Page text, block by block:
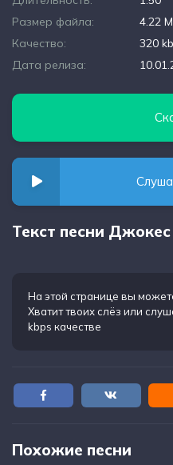
Размер файла:
4.22
Качество:
320
Дата релиза:
Текст песни
На этой странице вы
Хватит твоих слёз или
kbps качестве
Похожие песни